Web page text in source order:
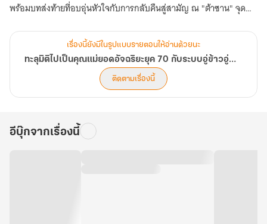
พร้อมบทส่งท้ายที่อบอุ่นหัวใจกับการกลับคืนสู่สามัญ ณ "ต้าซาน" จุด
ร่วมปิดฉากตำนานคุณแม่ผู้ยิ่งใหญ่พร้อมตอนพิเศษ ทั้ง 5 ตอน
เรื่องนี้ยังมีในรูปแบบรายตอนให้อ่านด้วยนะ
ทะลุมิติไปเป็นคุณแม่ยอดอัจฉริยะยุค 70 กับระบบอู่ข้าวอู่น้ำ
ติดตามเรื่องนี้
อีบุ๊กจากเรื่องนี้